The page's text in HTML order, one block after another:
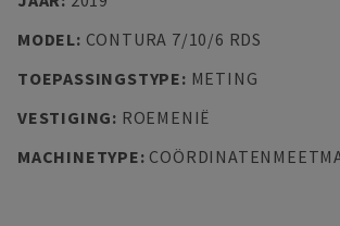
MODEL: CONTURA 7/10/6 RDS
TOEPASSINGSTYPE: METING
VESTIGING: ROEMENIË
MACHINETYPE: